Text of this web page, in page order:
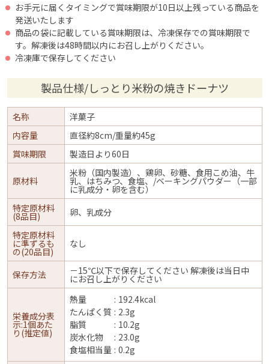
お手元に届くタイミングで賞味期限が10日以上残っている商品を
発送いたします
商品の袋に記載している賞味期限は、冷凍保存での賞味期限で
す。解凍後は48時間以内にお召し上がりください。
冷凍庫で保存してください
製品仕様/しっとり米粉の焼きドーナツ
名称
洋菓子
内容量
直径約8cm/重量約45g
賞味期限
製造日より60日
原材料
米粉（国内製造）、鶏卵、砂糖、食用こめ油、牛
乳、はちみつ、食塩、/ベーキングパウダー（一部
に乳成分・卵を含む）
特定原材料
(8品目)
卵、乳成分
特定原材料
に準ずるも
の(20品目)
なし
保存方法 －15℃以下で保存してください 解凍後は当日中
にお召し上がりください
栄養成分表
示:1個あた
り(推定値)
熱量
192.4kcal
たんぱく質
2.3g
脂質
10.2g
炭水化物
23.0g
食塩相当量 0.2g